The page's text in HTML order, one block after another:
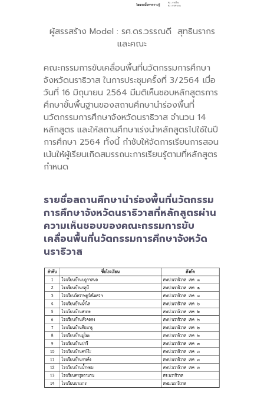
ผู้สรรสร้าง Model : รศ.ดร.วรรณดี สุทธินรากร
และคณะ
คณะกรรมการขับเคลื่อนพื้นที่นวัตกรรมการศึกษา
จังหวัดนราธิวาส ในการประชุมครั้งที่ 3/2564 เมื่อ
วันที่ 16 มิถุนายน 2564 มีมติเห็นชอบหลักสูตรการ
ศึกษาขั้นพื้นฐานของสถานศึกษานำร่องพื้นที่
นวัตกรรมการศึกษาจังหวัดนราธิวาส จำนวน 14
หลักสูตร และให้สถานศึกษาเร่งนำหลักสูตรไปใช้ในปี
การศึกษา 2564 ทั้งนี้ กำชับให้จัดการเรียนการสอน
เน้นให้ผู้เรียนเกิดสมรรถนะการเรียนรู้ตามที่หลักสูตร
กำหนด
รายชื่อสถานศึกษานำร่องพื้นที่นวัตกรรม
การศึกษาจังหวัดนราธิวาสที่หลักสูตรผ่าน
ความเห็นชอบของคณะกรรมการขับ
เคลื่อนพื้นที่นวัตกรรมการศึกษาจังหวัด
นราธิวาส